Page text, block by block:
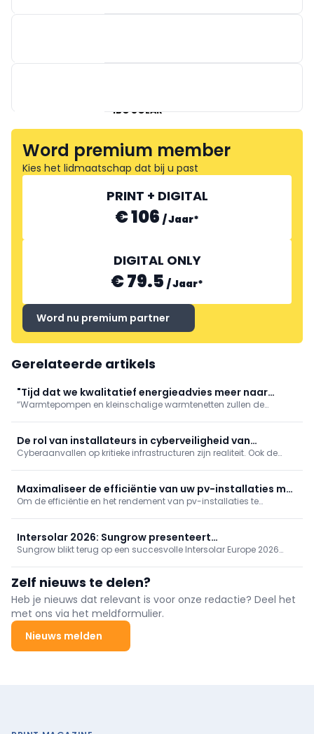
IBC SOLAR
BV KRANNICH SOLAR
Word premium member
Kies het lidmaatschap dat bij u past
PRINT + DIGITAL
€ 106 /Jaar*
DIGITAL ONLY
€ 79.5 /Jaar*
Word nu premium partner
Gerelateerde artikels
"Tijd dat we kwalitatief energieadvies meer naar
waarde schatten"
“Warmtepompen en kleinschalige warmtenetten zullen de
maximaal comfort en rendement zijn een correcte
dimensionering, inregeling en
De rol van installateurs in cyberveiligheid van
zonnestroom
Cyberaanvallen op kritieke infrastructuren zijn realiteit. Ook de
elektriciens en installateurs, niet enkel voor IT-specialisten.
Maximaliseer de efficiëntie van uw pv-installaties met
thermografie
Om de efficiëntie en het rendement van pv-installaties te
thermografie.
Intersolar 2026: Sungrow presenteert
energieoplossingen van de volgende generatie
Sungrow blikt terug op een succesvolle Intersolar Europe 2026
energietransitie versnellen.
Zelf nieuws te delen?
Heb je nieuws dat relevant is voor onze redactie? Deel het
met ons via het meldformulier.
Nieuws melden